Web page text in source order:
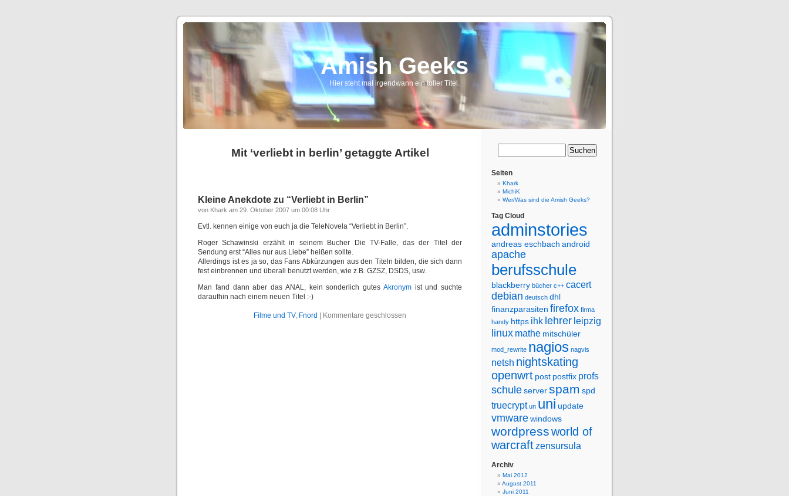
Amish Geeks
Hier steht mal irgendwann ein toller Titel.
Mit ‘verliebt in berlin’ getaggte Artikel
Kleine Anekdote zu “Verliebt in Berlin”
von Khark am 29. Oktober 2007 um 00:08 Uhr
Evtl. kennen einige von euch ja die TeleNovela “Verliebt in Berlin”.
Roger Schawinski erzählt in seinem Bucher Die TV-Falle, das der Titel der
Sendung erst “Alles nur aus Liebe” heißen sollte.
Allerdings ist es ja so, das Fans Abkürzungen aus den Titeln bilden, die sich dann
fest einbrennen und überall benutzt werden, wie z.B. GZSZ, DSDS, usw.
Man fand dann aber das ANAL, kein sonderlich gutes Akronymist und suchte
daraufhin nach einem neuen Titel :-)
Filme und TV, Fnord Kommentare geschlossen
Seiten
Khark
MichiK
Wer/Was sind die Amish Geeks?
Tag Cloud
adminstories
andreas eschbach android
apache
berufsschule
blackberry bücher c++ cacert
debian deutsch dhl
finanzparasiten firefox firma
handy https ihk lehrer leipzig
linux mathe mitschüler
mod_rewrite nagios nagvis
netsh nightskating
openwrt post postfix profs
schule server spam spd
truecrypt un uni update
vmware windows
wordpressworld of
warcraftzensursula
Archiv
Mai 2012
August 2011
Juni 2011